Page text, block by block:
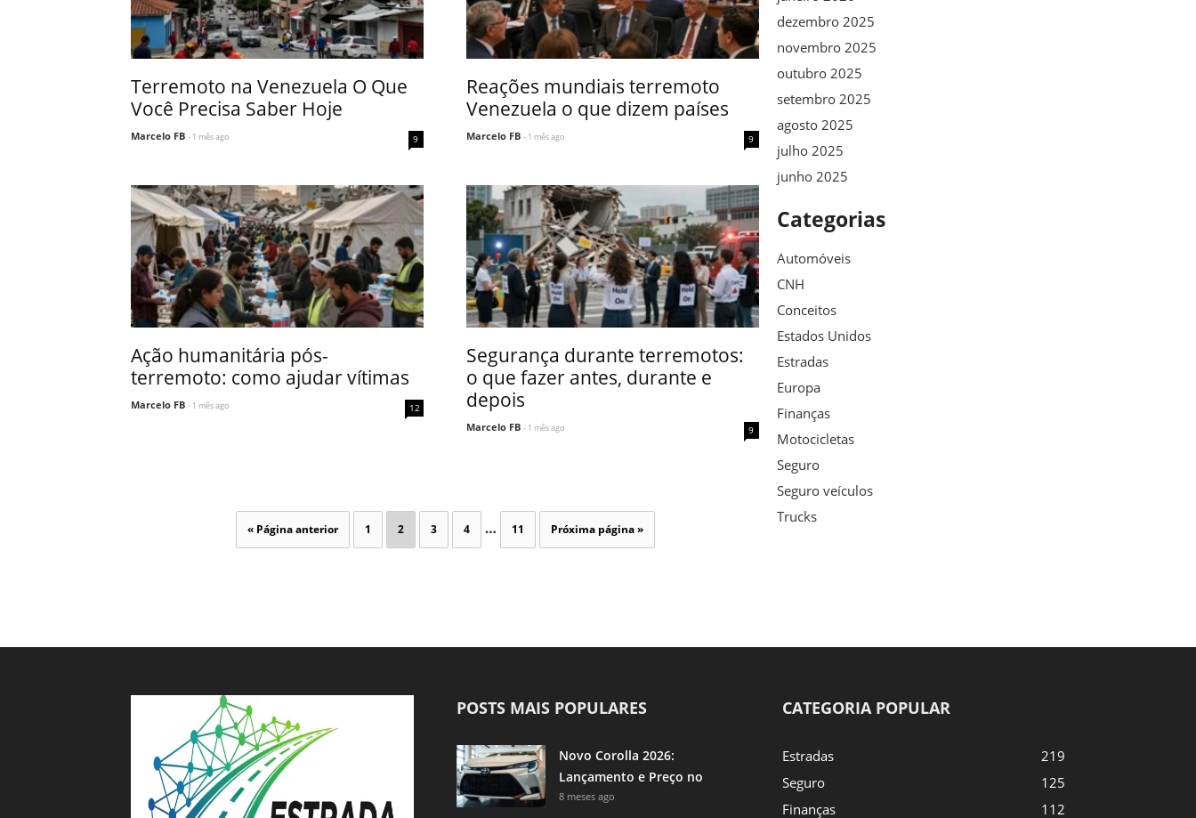
Terremoto na Venezuela O Que
Você Precisa Saber Hoje
Marcelo FB - 1 mês ago 9
Reações mundiais terremoto
Venezuela o que dizem países
Marcelo FB - 1 mês ago 9
Ação humanitária pós-
terremoto: como ajudar vítimas
Marcelo FB - 1 mês ago 12
Segurança durante terremotos:
o que fazer antes, durante e
depois
Marcelo FB - 1 mês ago 9
« Página anterior 1 2 3 4 … 11 Próxima página »
dezembro 2025
novembro 2025
outubro 2025
setembro 2025
agosto 2025
julho 2025
junho 2025
Categorias
Automóveis
CNH
Conceitos
Estados Unidos
Estradas
Europa
Finanças
Motocicletas
Seguro
Seguro veículos
Trucks
POSTS MAIS POPULARES
Novo Corolla 2026:
Lançamento e Preço no
Brasil
8 meses ago
CATEGORIA POPULAR
Estradas
219
Seguro
125
Finanças
112